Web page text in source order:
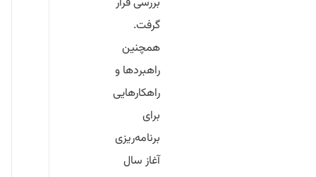
گرفت.
همچنین
راهبردها و
راهکارهایی
برای
برنامه‌ریزی
آغاز سال